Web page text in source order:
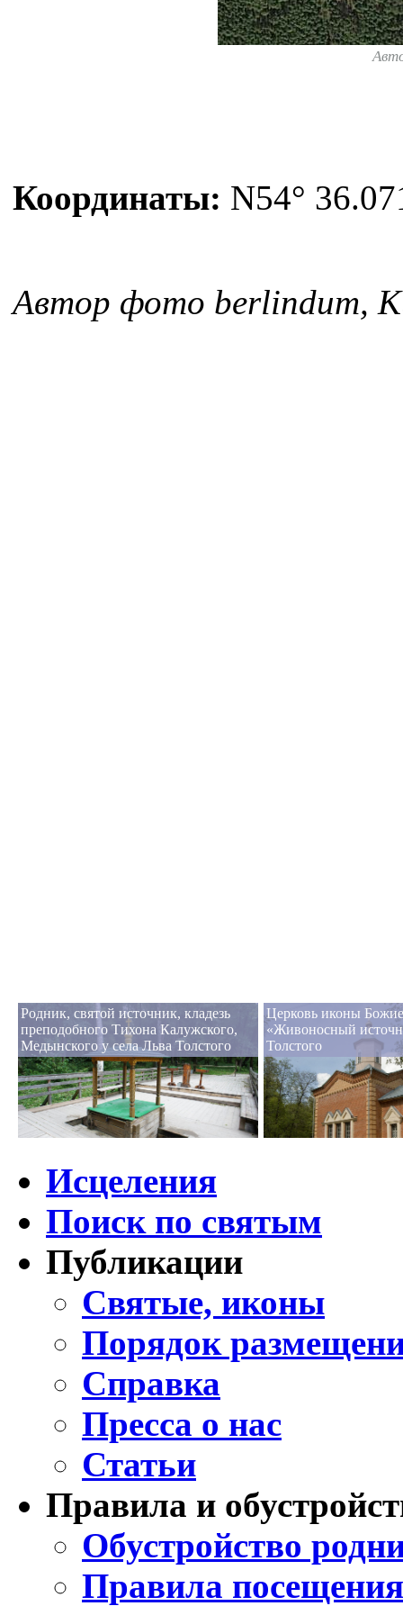
Координаты: N54°
Автор фото berlindum,
Родник, святой источник, кладезь
преподобного Тихона Калужского,
Медынского у села Льва Толстого
Церковь иконы
«Живоносный
Толстого
Исцеления
Поиск по святым
Публикации
Святые, иконы
Порядок
Справка
Пресса о нас
Статьи
Правила и
Обустройство
Правила